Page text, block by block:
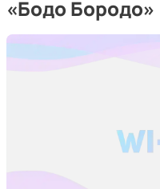
«Бодо Бородо»